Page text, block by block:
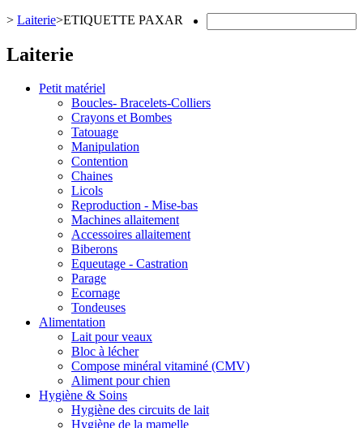
> Laiterie>ETIQUETTE PAXAR
Laiterie
Petit matériel
Boucles- Bracelets-Colliers
Crayons et Bombes
Tatouage
Manipulation
Contention
Chaines
Licols
Reproduction - Mise-bas
Machines allaitement
Accessoires allaitement
Biberons
Equeutage - Castration
Parage
Ecornage
Tondeuses
Alimentation
Lait pour veaux
Bloc à lécher
Compose minéral vitaminé (CMV)
Aliment pour chien
Hygiène & Soins
Hygiène des circuits de lait
Hygiène de la mamelle